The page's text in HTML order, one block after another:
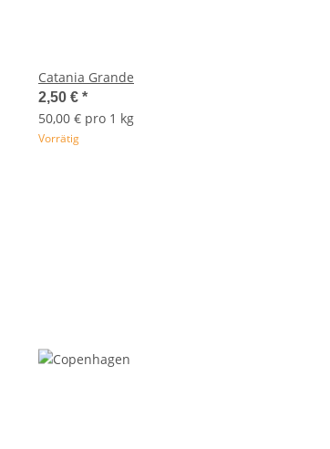
Catania Grande
2,50 € *
50,00 € pro 1 kg
Vorrätig